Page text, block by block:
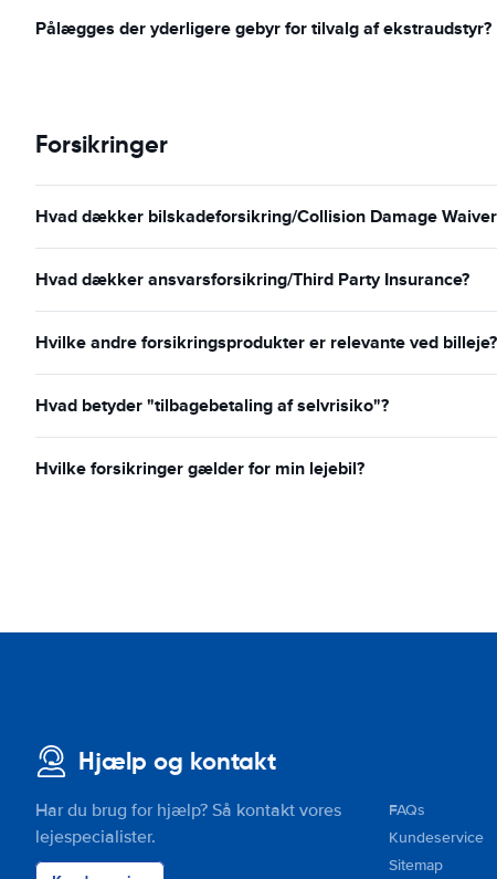
Pålægges der yderligere gebyr for tilvalg af ekstraudstyr?
Forsikringer
Hvad dækker bilskadeforsikring/Collision Damage
Hvad dækker ansvarsforsikring/Third Party Insurance?
Hvilke andre forsikringsprodukter er relevante ved billeje?
Hvad betyder "tilbagebetaling af selvrisiko"?
Hvilke forsikringer gælder for min lejebil?
Hjælp og kontakt
Har du brug for hjælp? Så kontakt vores
lejespecialister.
FAQs
Kundeservice
Sitemap